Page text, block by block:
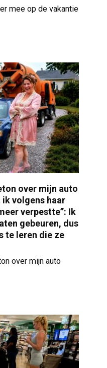
mee op de vakantie
over mijn auto
volgens haar
verpestte”: Ik
gebeuren, dus
te leren die ze
over mijn auto